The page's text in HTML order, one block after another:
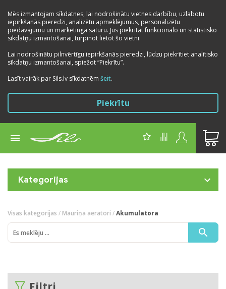
Mēs izmantojam sīkdatnes, lai nodrošinātu vietnes darbību, uzlabotu
iepirkšanās pieredzi, analizētu apmeklējumus, personalizētu
piedāvājumu un marketinga saturu. Jūs piekrītat funkcionālo un statistisko
sīkdatņu izmantošanai, turpinot lietot šo vietni.
Lai nodrošinātu pilnvērtīgu iepirkšanās pieredzi, lūdzu piekrītiet analītisko
sīkdatņu izmantošanai, spiežot “Piekrītu”.
Lasīt vairāk par Sils.lv sīkdatnēm šeit.
Piekrītu
Kategorijas
Visas kategorijas / Mauriņa aeratori /Akumulatora